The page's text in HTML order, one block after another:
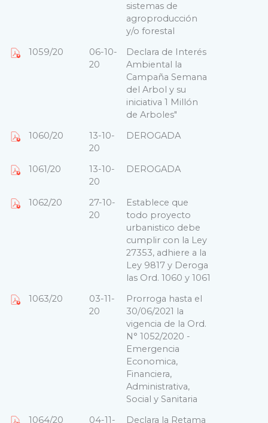
sistemas de
agroproducción
y/o forestal
1059/20
06-10-
20
Declara de Interés
Ambiental la
Campaña Semana
del Arbol y su
iniciativa 1 Millón
de Arboles"
1060/20
13-10-
20
DEROGADA
1061/20
13-10-
20
DEROGADA
1062/20
27-10-
20
Establece que
todo proyecto
urbanistico debe
cumplir con la Ley
27353, adhiere a la
Ley 9817 y Deroga
las Ord. 1060 y 1061
1063/20
03-11-
20
Prorroga hasta el
30/06/2021 la
vigencia de la Ord.
N° 1052/2020 -
Emergencia
Economica,
Financiera,
Administrativa,
Social y Sanitaria
1064/20
04-11-
Declara la Retama